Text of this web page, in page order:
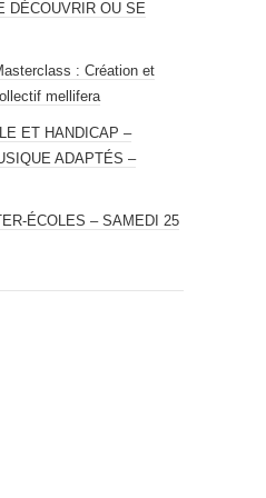
DÉCOUVRIR OU SE
: Création et
mellifera
ET HANDICAP –
ADAPTÉS –
ÉCOLES – SAMEDI 25